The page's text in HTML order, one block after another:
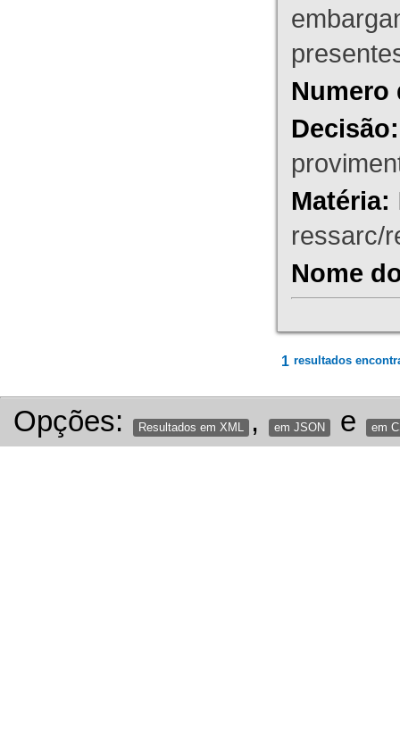
Numero
Decisão:
Matéria:
ressarc/
Nome
1 resultados
Opções: Resultados em XML , em JSON e em